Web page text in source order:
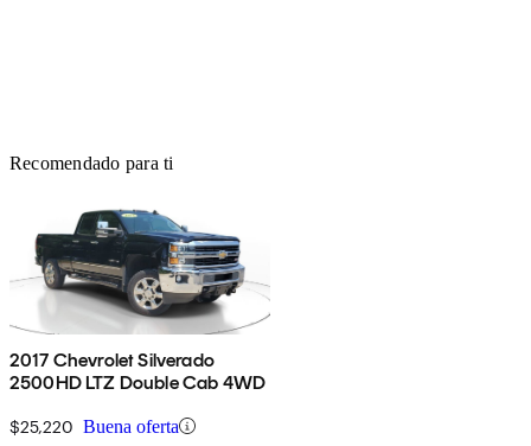
Recomendado para ti
2017 Chevrolet Silverado
2500HD LTZ Double Cab 4WD
$25,220 Buena oferta